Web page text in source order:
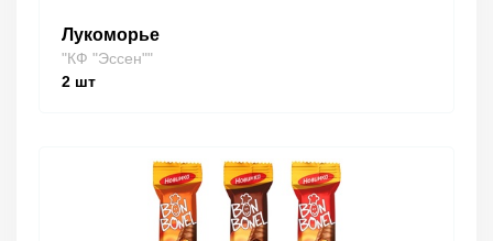
Лукоморье
"КФ "Эссен""
2 шт